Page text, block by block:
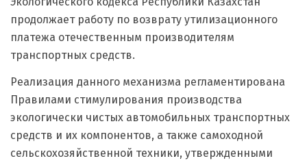
продолжает работу по возврату утилизационного
платежа отечественным производителям
транспортных средств.
Реализация данного механизма регламентирована
Правилами стимулирования производства
экологически чистых автомобильных транспортных
средств и их компонентов, а также самоходной
сельскохозяйственной техники, утвержденными